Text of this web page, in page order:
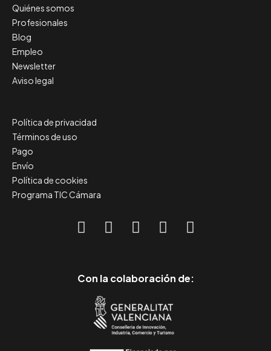
Quiénes somos
Profesionales
Blog
Empleo
Newsletter
Aviso legal
Política de privacidad
Términos de uso
Pago
Envío
Política de cookies
Programa TIC Cámara
Con la colaboración de: